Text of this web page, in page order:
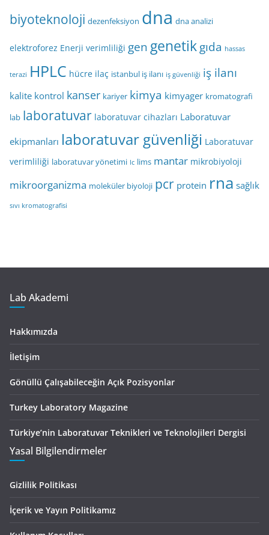
biyoteknoloji dezenfeksiyon dna dna analizi
elektroforez Enerji verimliliği gen genetikgıda hassas
terazi HPLC hücre ilaç istanbul iş ilanı iş güvenliği iş ilanı
kalite kontrol kanser kariyer kimya kimyager kromatografi
lab laboratuvar laboratuvar cihazları Laboratuvar
ekipmanları laboratuvar güvenliği Laboratuvar
verimliliği laboratuvar yönetimi lc lims mantar mikrobiyoloji
mikroorganizma moleküler biyoloji pcr protein rna sağlık
sıvı kromatografisi
Lab Akademi
Hakkımızda
İletişim
Gönüllü Çalışabileceğin Açık Pozisyonlar
Turkey Laboratory Magazine
Türkiye’nin Laboratuvar Teknikleri ve Teknolojileri Dergisi
Yasal Bilgilendirmeler
Gizlilik Politikası
İçerik ve Yayın Politikamız